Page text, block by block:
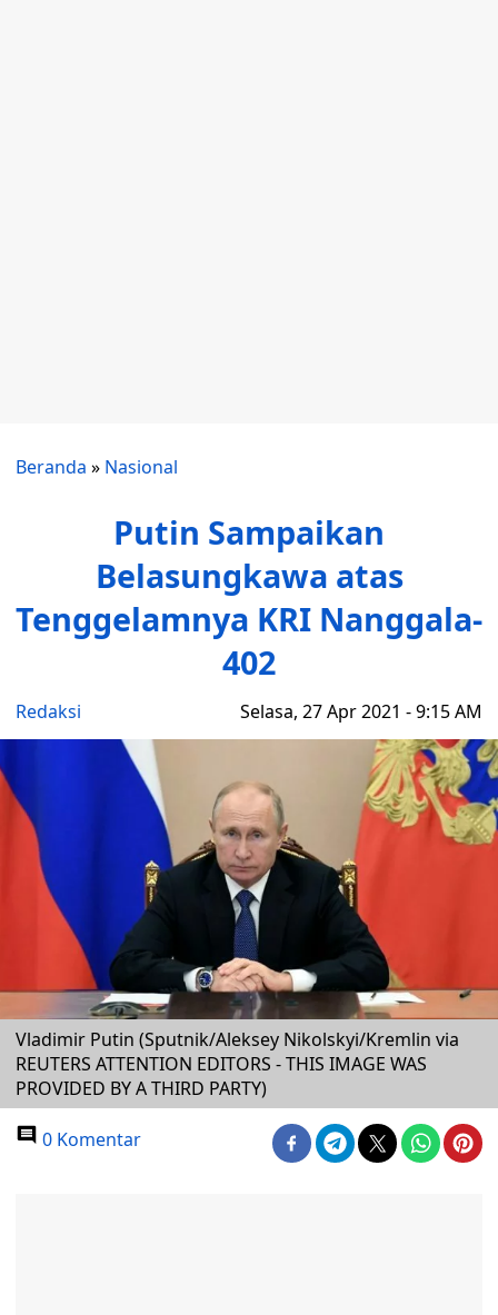
Beranda » Nasional
Putin Sampaikan
Belasungkawa atas
Tenggelamnya KRI Nanggala-
402
Redaksi Selasa, 27 Apr 2021 - 9:15 AM
Vladimir Putin (Sputnik/Aleksey Nikolskyi/Kremlin via
REUTERS ATTENTION EDITORS - THIS IMAGE WAS
PROVIDED BY A THIRD PARTY)
0 Komentar